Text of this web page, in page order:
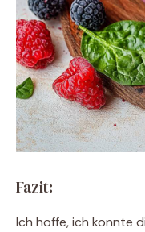
Fazit:
Ich hoffe, ich konnte